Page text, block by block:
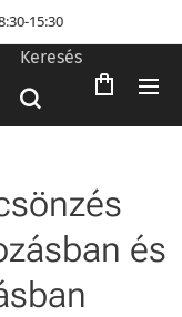
15:30
Keresés
és